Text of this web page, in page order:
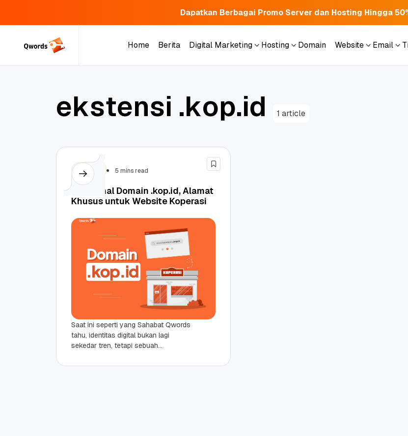
Dapatkan Berbagai Promo Server dan Hosting Hingga
Home
Berita
Digital Marketing
Hosting
Domain
Website
Email
ekstensi .kop.id 1 article
Domain 5 mins read
Mengenal Domain .kop.id, Alamat
Khusus untuk Website Koperasi
Saat ini seperti yang Sahabat Qwords
tahu, identitas digital bukan lagi
sekedar tren, tetapi sebuah
usaha seperti koperasi. Untuk